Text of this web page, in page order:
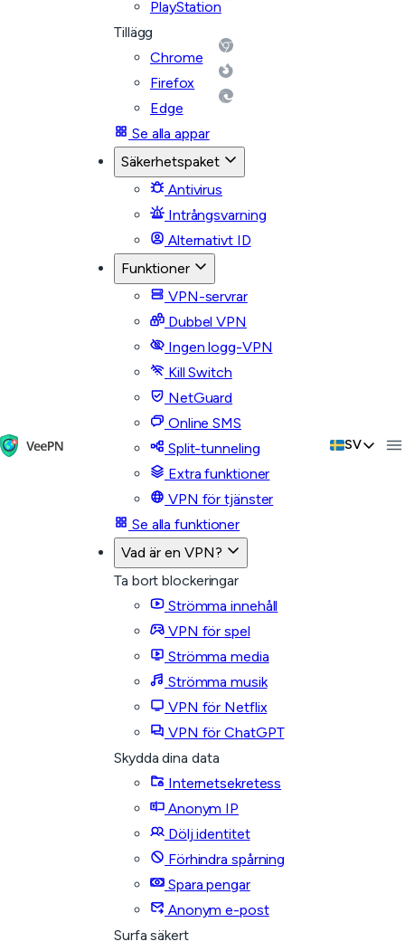
PlayStation
Tillägg
Chrome
Firefox
Edge
Se alla appar
Säkerhetspaket
Antivirus
Intrångsvarning
Alternativt ID
Funktioner
VPN-servrar
Dubbel VPN
Ingen logg-VPN
Kill Switch
NetGuard
Online SMS
Split-tunneling
Extra funktioner
VPN för tjänster
Se alla funktioner
Vad är en VPN?
Ta bort blockeringar
Strömma innehåll
VPN för spel
Strömma media
Strömma musik
VPN för Netflix
VPN för ChatGPT
Skydda dina data
Internetsekretess
Anonym IP
Dölj identitet
Förhindra spårning
Spara pengar
Anonym e-post
Surfa säkert
SV